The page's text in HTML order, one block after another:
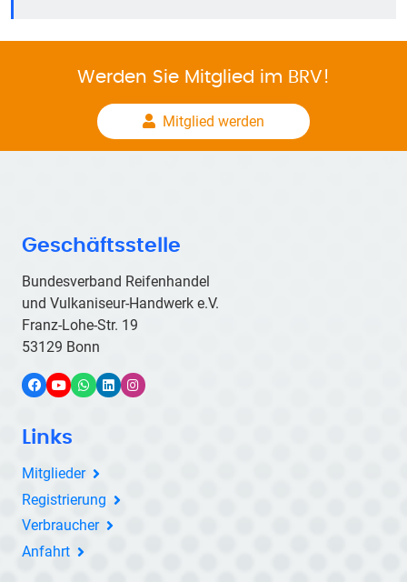
Werden Sie Mitglied im BRV!
Mitglied werden
Geschäftsstelle
Bundesverband Reifenhandel
und Vulkaniseur-Handwerk e.V.
Franz-Lohe-Str. 19
53129 Bonn
FacebookYouTubeWhatsApp
LinkedInInstagram
Links
Mitglieder
Registrierung
Verbraucher
Anfahrt